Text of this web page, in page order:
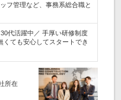
フ管理など、事務系総合職と
代活躍中／ 手厚い研修制度
くても安心してスタートでき
所在